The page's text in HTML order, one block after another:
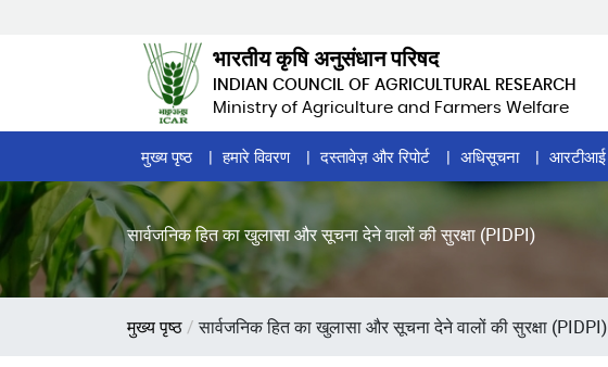
भारतीय कृषि अनुसंधान परिषद
INDIAN COUNCIL OF AGRICULTURAL RESEARCH
Ministry of Agriculture and Farmers Welfare
Home
Page
Menu
मुख्य पृष्ठ हमारे विवरण दस्तावेज़ और रिपोर्ट अधिसूचना आरटीआई
सार्वजनिक हित का खुलासा और सूचना देने वालों की सुरक्षा (PIDPI)
पग
मुख्य पृष्ठ सार्वजनिक हित का खुलासा और सूचना देने वालों की सुरक्षा (PIDPI)